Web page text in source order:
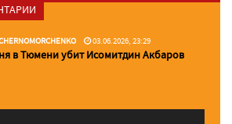
03.06.2026, 23:29
в Тюмени убит Исомитдин Акбаров